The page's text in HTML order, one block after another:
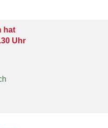
hat
Uhr